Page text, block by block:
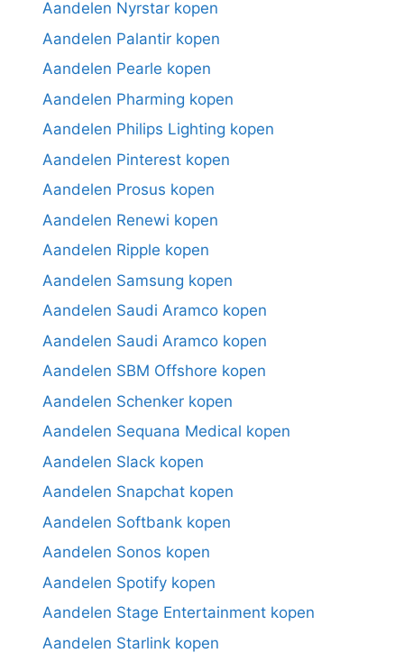
Aandelen Nyrstar kopen
Aandelen Palantir kopen
Aandelen Pearle kopen
Aandelen Pharming kopen
Aandelen Philips Lighting kopen
Aandelen Pinterest kopen
Aandelen Prosus kopen
Aandelen Renewi kopen
Aandelen Ripple kopen
Aandelen Samsung kopen
Aandelen Saudi Aramco kopen
Aandelen Saudi Aramco kopen
Aandelen SBM Offshore kopen
Aandelen Schenker kopen
Aandelen Sequana Medical kopen
Aandelen Slack kopen
Aandelen Snapchat kopen
Aandelen Softbank kopen
Aandelen Sonos kopen
Aandelen Spotify kopen
Aandelen Stage Entertainment kopen
Aandelen Starlink kopen